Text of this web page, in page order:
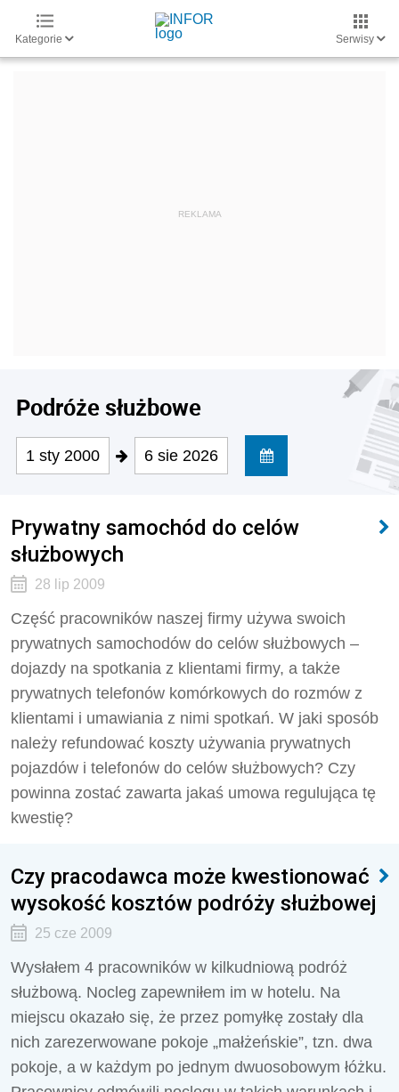
Kategorie Serwisy
Podróże służbowe
1 sty 2000 6 sie 2026
Prywatny samochód do celów
służbowych
28 lip 2009
Część pracowników naszej firmy używa swoich
prywatnych samochodów do celów służbowych –
dojazdy na spotkania z klientami firmy, a także
prywatnych telefonów komórkowych do rozmów z
klientami i umawiania z nimi spotkań. W jaki sposób
należy refundować koszty używania prywatnych
pojazdów i telefonów do celów służbowych? Czy
powinna zostać zawarta jakaś umowa regulująca tę
kwestię?
Czy pracodawca może kwestionować
wysokość kosztów podróży służbowej
25 cze 2009
Wysłałem 4 pracowników w kilkudniową podróż
służbową. Nocleg zapewniłem im w hotelu. Na
miejscu okazało się, że przez pomyłkę zostały dla
nich zarezerwowane pokoje „małżeńskie”, tzn. dwa
pokoje, a w każdym po jednym dwuosobowym łóżku.